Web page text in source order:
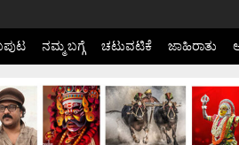
ನಮ್ಮ ಬಗ್ಗೆ ಚಟುವಟಿಕೆ ಜಾಹಿರಾತು